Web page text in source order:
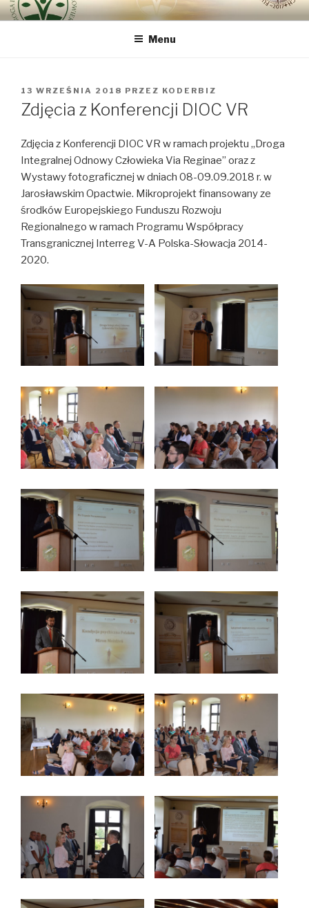
Przeskocz
do
DROGA INTEGRALNEJ
ODNOWY CZŁOWIEKA VIA
bo najważniejszy jest Człowiek
Menu
OPUBLIKOWANE
W
13 WRZEŚNIA 2018 PRZEZ KODERBIZ
Zdjęcia z Konferencji DIOC VR
Zdjęcia z Konferencji DIOC VR w ramach projektu „Droga
Integralnej Odnowy Człowieka Via Reginae” oraz z
Wystawy fotograficznej w dniach 08-09.09.2018 r. w
Jarosławskim Opactwie. Mikroprojekt finansowany ze
środków Europejskiego Funduszu Rozwoju
Regionalnego w ramach Programu Współpracy
Transgranicznej Interreg V-A Polska-Słowacja 2014-
2020.